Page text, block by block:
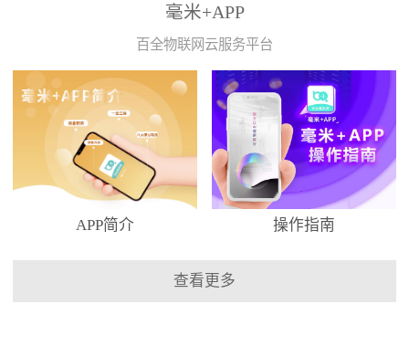
毫米+APP
百全物联网云服务平台
APP简介 操作指南
查看更多